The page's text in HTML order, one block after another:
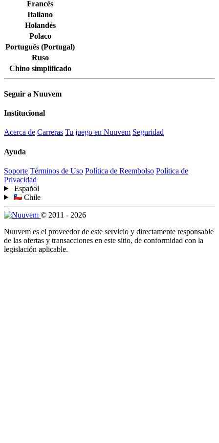
Francés
Italiano
Holandés
Polaco
Portugués (Portugal)
Ruso
Chino simplificado
Seguir a Nuuvem
Institucional
Acerca de Carreras Tu juego en Nuuvem Seguridad
Ayuda
Soporte Términos de Uso Política de Reembolso Política de
Privacidad
Español
Chile
© 2011 - 2026
Nuuvem es el proveedor de este servicio y directamente responsable
de las ofertas y transacciones en este sitio, de conformidad con la
legislación aplicable.